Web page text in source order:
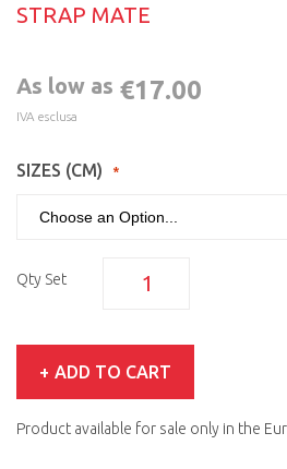
STRAP MATE
As low as €17.00
IVA esclusa
SIZES (CM)
Qty Set
ADD TO CART
Product available for sale only in the